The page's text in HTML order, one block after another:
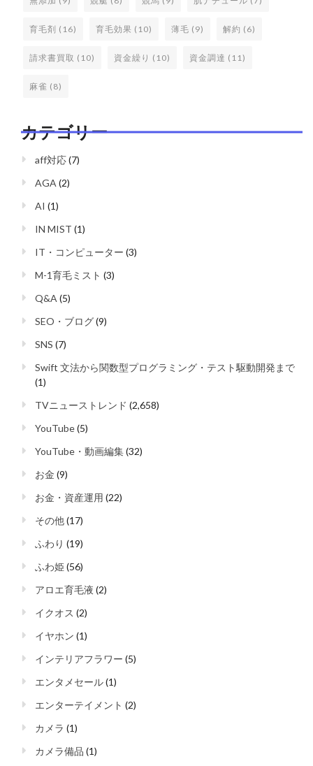
育毛剤 (16) 育毛効果 (10) 薄毛 (9) 解約 (6)
請求書買取 (10) 資金繰り (10) 資金調達 (11)
麻雀 (8)
カテゴリー
aff対応(7)
AGA(2)
AI (1)
IN MIST (1)
IT・コンピューター (3)
M-1育毛ミスト (3)
Q&A(5)
SEO・ブログ(9)
SNS (7)
Swift 文法から関数型プログラミング・テスト駆動開発まで
(1)
TVニューストレンド (2,658)
YouTube(5)
YouTube・動画編集(32)
お金 (9)
お金・資産運用 (22)
その他(17)
ふわり (19)
ふわ姫 (56)
アロエ育毛液 (2)
イクオス (2)
イヤホン (1)
インテリアフラワー (5)
エンタメセール(1)
エンターテイメント (2)
カメラ (1)
カメラ備品 (1)